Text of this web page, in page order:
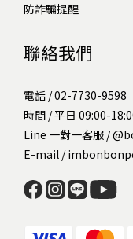
防詐騙提醒
聯絡我們
電話 / 02-7730-9598
時間 / 平日 09:00-
Line 一對一客服 /
E-mail /